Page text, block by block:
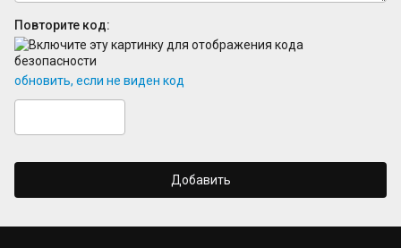
Повторите код:
обновить, если не виден код
Добавить